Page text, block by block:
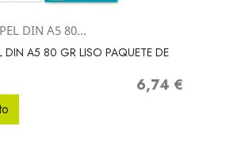
 Vista rápida
DIN A5 80...
DIN A5 80 GR LISO PAQUETE DE
Precio
6,74 €